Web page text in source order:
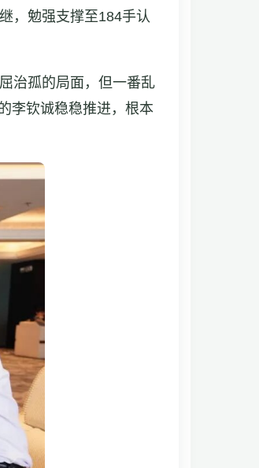
，勉强支撑至184手认
治孤的局面，但一番乱
李钦诚稳稳推进，根本